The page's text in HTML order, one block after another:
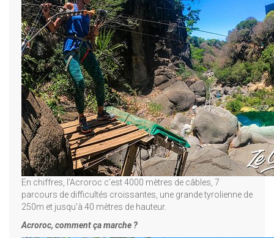
En chiffres, l’Acroroc c’est 4000 mètres de câbles, 7
parcours de difficultés croissantes, une grande tyrolienne de
250m et jusqu’à 40 mètres de hauteur.
Acroroc, comment ça marche ?